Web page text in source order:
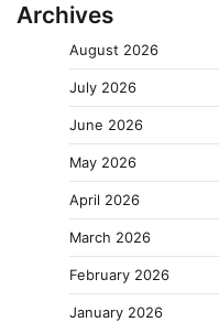
Archives
August 2026
July 2026
June 2026
May 2026
April 2026
March 2026
February 2026
January 2026